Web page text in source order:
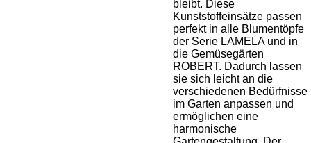
bleibt. Diese
Kunststoffeinsätze passen
perfekt in alle Blumentöpfe
der Serie LAMELA und in
die Gemüsegärten
ROBERT. Dadurch lassen
sie sich leicht an die
verschiedenen Bedürfnisse
im Garten anpassen und
ermöglichen eine
harmonische